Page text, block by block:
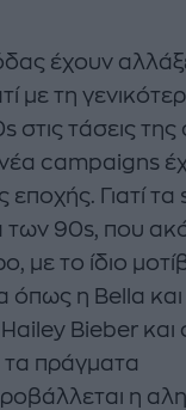
έχουν
με τη
τάσεις της
campaigns
Γιατί τα
90s, που
με το ίδιο
όπως η Bella και
Bieber και
τα πράγματα
η
ΚΑΡΑΒΟΚΥΡΗ
«Όταν
πρώτη κρίση
νόμιζα πως θα